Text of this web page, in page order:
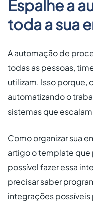
Espalhe a
toda a sua
A automação de
todas as pessoas,
utilizam. Isso porque,
automatizando o
sistemas que
Como organizar sua
artigo o template que
possível fazer essa
precisar saber
integrações possíveis